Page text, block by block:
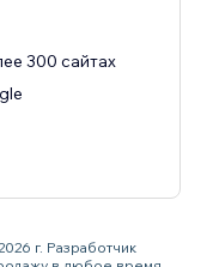
300 сайтах
г. Разработчик